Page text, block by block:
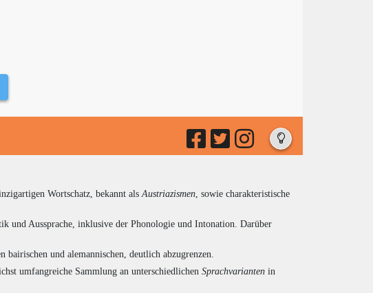
Wortschatz, bekannt als Austriazismen , sowie charakteristische
und Aussprache, inklusive der Phonologie und Intonation. Darüber
und alemannischen, deutlich abzugrenzen.
umfangreiche Sammlung an unterschiedlichen Sprachvarianten in